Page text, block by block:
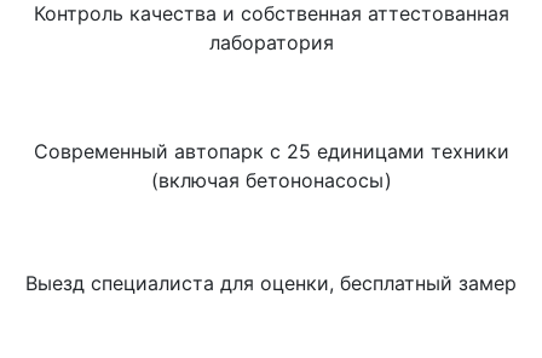
Контроль качества и собственная аттестованная
лаборатория
Современный автопарк с 25 единицами техники
(включая бетононасосы)
Выезд специалиста для оценки, бесплатный замер